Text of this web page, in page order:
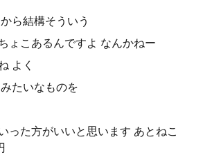
ら結構そういう
ょこあるんですよ なんかねー
よく
たいなものを
った方がいいと思います あとねこ